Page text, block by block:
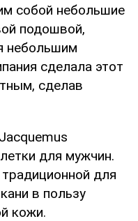
собой небольшие
подошвой,
небольшим
сделала этот
сделав
для мужчин.
для
в пользу
кожи.